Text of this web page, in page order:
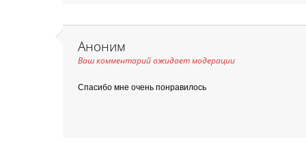
Аноним
Ваш комментарий ожидает модерации
Спасибо мне очень понравилось